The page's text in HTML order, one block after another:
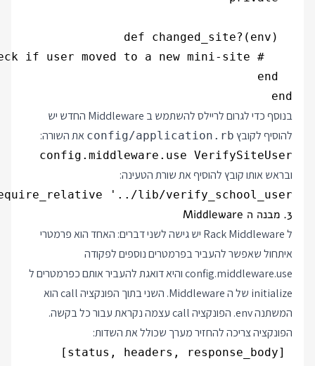
end
בנוסף כדי לגרום לריילס להשתמש ב Middleware החדש יש
להוסיף לקובץ config/application.rb את השורה:
config.middleware.use VerifySiteUser
ובראש אותו קובץ להוסיף את שורת הטעינה:
'../lib/verify_school_user'
3. מבנה ה Middleware
ל Rack Middleware יש גישה לשני דברים: האחד הוא פרמטרי
איתחול שאפשר להעביר בפרמטרים נוספים לפקודה
config.middleware.use והיא דואגת להעביר אותם כפרמטרים ל
initialize של ה Middleware. השני בתוך הפונקציה call הוא
המשתנה env. הפונקציה call עצמה נקראת עבור כל בקשה.
הפונקציה צריכה להחזיר מערך שכולל את השדות:
[status, headers, response_body]